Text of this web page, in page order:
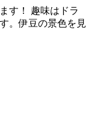
す！ 趣味はドラ
。伊豆の景色を見